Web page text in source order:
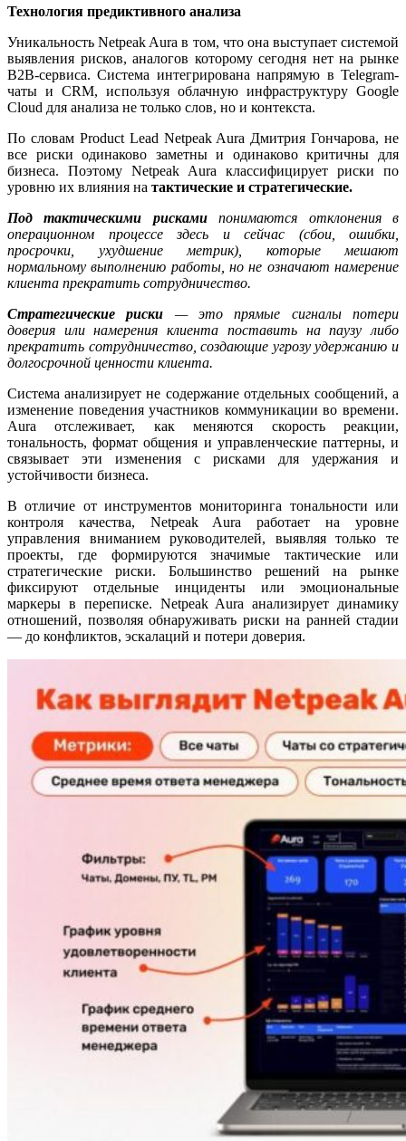
Технология предиктивного анализа
Уникальность Netpeak Aura в том, что она выступает системой
выявления рисков, аналогов которому сегодня нет на рынке
B2B-сервиса. Система интегрирована напрямую в Telegram-
чаты и CRM, используя облачную инфраструктуру Google
Cloud для анализа не только слов, но и контекста.
По словамProduct Lead Netpeak Aura Дмитрия Гончарова, не
все риски одинаково заметны и одинаково критичны для
бизнеса. Поэтому Netpeak Aura классифицирует риски по
уровню их влияния на тактические и стратегические.
Под тактическими рискамипонимаются отклонения в
операционном процессе здесь и сейчас (сбои, ошибки,
просрочки, ухудшение метрик), которые мешают
нормальному выполнению работы, но не означают намерение
клиента прекратить сотрудничество.
Стратегические риски — это прямые сигналы потери
доверия или намерения клиента поставить на паузу либо
прекратить сотрудничество, создающие угрозу удержанию и
долгосрочной ценности клиента.
Система анализирует не содержание отдельных сообщений, а
изменение поведения участников коммуникации во времени.
Aura отслеживает, как меняются скорость реакции,
тональность, формат общения и управленческие паттерны, и
связывает эти изменения с рисками для удержания и
устойчивости бизнеса.
В отличие от инструментов мониторинга тональности или
контроля качества, Netpeak Aura работает на уровне
управления вниманием руководителей, выявляя только те
проекты, где формируются значимые тактические или
стратегические риски. Большинство решений на рынке
фиксируют отдельные инциденты или эмоциональные
маркеры в переписке. Netpeak Aura анализирует динамику
отношений, позволяя обнаруживать риски на ранней стадии
— до конфликтов, эскалаций и потери доверия.